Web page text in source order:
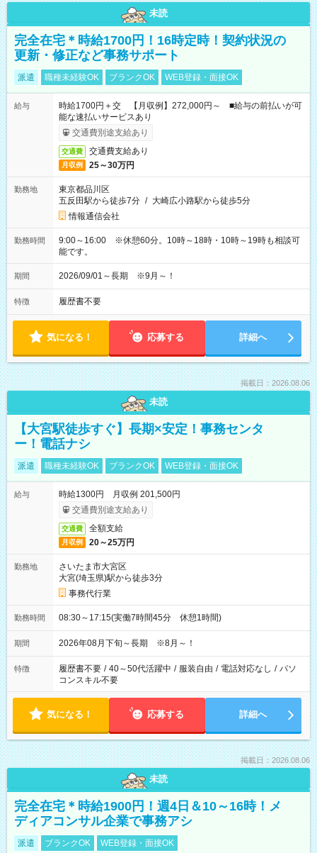
未読
完全在宅＊時給1700円！16時定時！契約状況の
更新・修正など事務サポート
派遣 職種未経験OK ブランクOK WEB登録・面接OK
給与
時給1700円＋交 【月収例】272,000円～ ■給与の前払いが可
能な速払いサービスあり
交通費別途支給あり
交通費 交通費支給あり
月収例 25～30万円
勤務地
東京都品川区
五反田駅から徒歩7分 / 大崎広小路駅から徒歩5分
情報通信会社
勤務時間
9:00～16:00 ※休憩60分。10時～18時・10時～19時も相談可
能です。
期間 2026/09/01～長期 ※9月～！
特徴 履歴書不要
気になる！ 応募する 詳細へ
掲載日：2026.08.06
未読
【大宮駅徒歩すぐ】長期×安定！事務センタ
ー！電話ナシ
派遣 職種未経験OK ブランクOK WEB登録・面接OK
給与
時給1300円 月収例 201,500円
交通費別途支給あり
交通費 全額支給
月収例 20～25万円
勤務地
さいたま市大宮区
大宮(埼玉県)駅から徒歩3分
事務代行業
勤務時間 08:30～17:15(実働7時間45分 休憩1時間)
期間 2026年08月下旬～長期 ※8月～！
特徴 履歴書不要 / 40～50代活躍中 / 服装自由 / 電話対応なし / パソ
コンスキル不要
気になる！ 応募する 詳細へ
掲載日：2026.08.06
未読
完全在宅＊時給1900円！週4日＆10～16時！メ
ディアコンサル企業で事務アシ
派遣 ブランクOK WEB登録・面接OK